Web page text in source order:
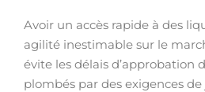
Avoir un accès rapide à des
agilité inestimable sur le
évite les délais d’approbation
plombés par des exigences